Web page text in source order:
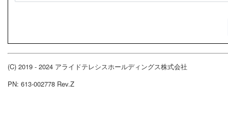
(C) 2019 - 2024 アライドテレシスホールディングス株式会社
PN: 613-002778 Rev.Z